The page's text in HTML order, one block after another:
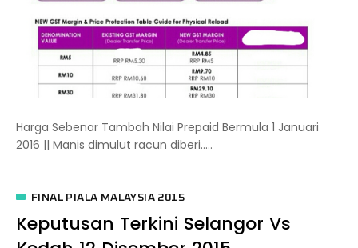
Harga Sebenar Tambah Nilai Prepaid Bermula 1 Januari
2016 || Manis dimulut racun diberi.....
FINAL PIALA MALAYSIA 2015
Keputusan Terkini Selangor Vs